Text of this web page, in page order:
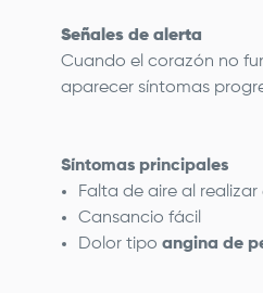
Señales de alerta
Cuando el corazón no
aparecer síntomas
Síntomas principales
Falta de aire al realizar
Cansancio fácil
Dolor tipo angina de